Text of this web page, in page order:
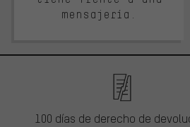
mensajería.
100 días de derecho de